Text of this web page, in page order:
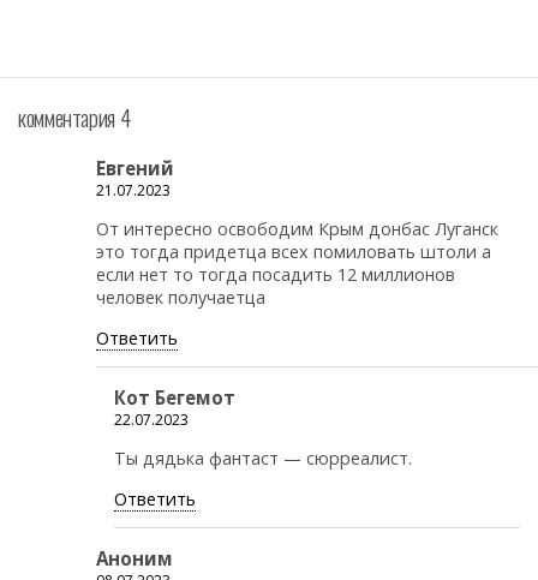
комментария 4
Евгений
21.07.2023
От интересно освободим Крым донбас Луганск
это тогда придетца всех помиловать штоли а
если нет то тогда посадить 12 миллионов
человек получаетца
Ответить
Кот Бегемот
22.07.2023
Ты дядька фантаст — сюрреалист.
Ответить
Аноним